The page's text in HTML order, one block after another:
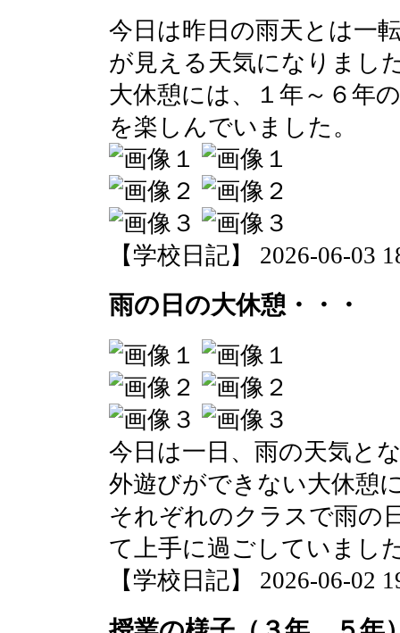
今日は昨日の雨天とは一
が見える天気になりまし
大休憩には、１年～６年
を楽しんでいました。
【学校日記】 2026-06-03
雨の日の大休憩・・・
今日は一日、雨の天気と
外遊びができない大休憩
それぞれのクラスで雨の
て上手に過ごしていまし
【学校日記】 2026-06-02